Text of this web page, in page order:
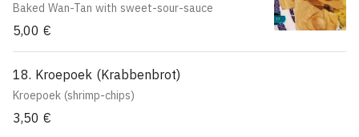
Baked Wan-Tan with sweet-sour-sauce
5,00 €
18. Kroepoek (Krabbenbrot)
Kroepoek (shrimp-chips)
3,50 €